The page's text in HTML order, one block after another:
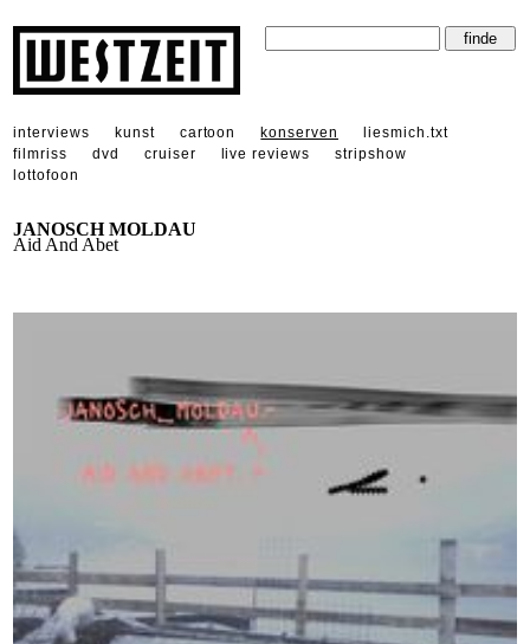
interviews kunst cartoon konserven
liesmich.txt
filmriss
dvd cruiser live reviews
stripshow
lottofoon
JANOSCH MOLDAU
Aid And Abet